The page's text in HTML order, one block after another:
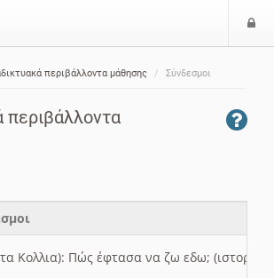
περιβάλλοντα μάθησης Σύνδεσμοι
περιβάλλοντα
Κολλια): Πώς έφτασα να ζω εδω; (ιστορια)